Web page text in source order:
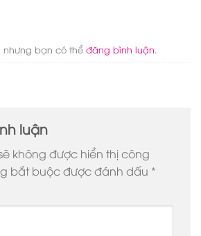
nhưng bạn có thể đăng bình luận.
luận
không được hiển thị công
bắt buộc được đánh dấu *